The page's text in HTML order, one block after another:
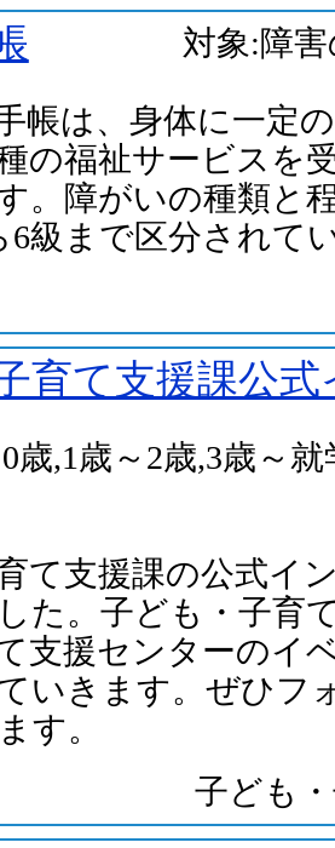
対象:障
帳は、身体に一定
の福祉サービスを
。障がいの種類と
6級まで区分されて
育て支援課公
歳,1歳～2歳,3歳～
て支援課の公式イ
た。子ども・子育
支援センターのイ
いきます。ぜひフ
す。
子ども